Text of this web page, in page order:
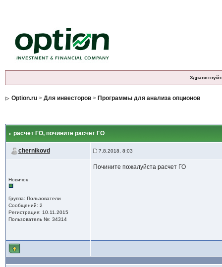
Option.ru> Для инвесторов> Программы для анализа опционов
расчет ГО, почините расчет ГО
chernikovd 7.8.2018, 8:03
Новичок
Группа: Пользователи
Сообщений: 2
Регистрация: 10.11.2015
Пользователь №: 34314
Почините пожалуйста расчет ГО